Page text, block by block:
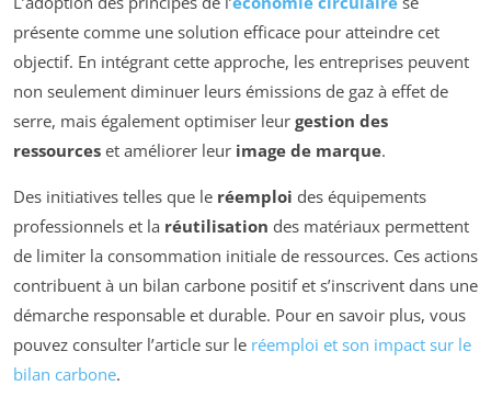
présente comme une solution efficace pour atteindre cet
objectif. En intégrant cette approche, les entreprises peuvent
non seulement diminuer leurs émissions de gaz à effet de
serre, mais également optimiser leur gestion des
ressources et améliorer leur image de marque.
Des initiatives telles que le réemploi des équipements
professionnels et la réutilisation des matériaux permettent
de limiter la consommation initiale de ressources. Ces actions
contribuent à un bilan carbone positif et s’inscrivent dans une
démarche responsable et durable. Pour en savoir plus, vous
pouvez consulter l’article sur le réemploi et son impact sur le
bilan carbone.